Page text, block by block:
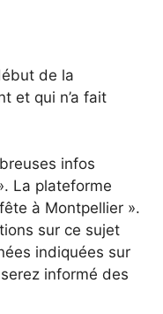
de la
et qui n’a fait
infos
La plateforme
à Montpellier ».
sur ce sujet
indiquées sur
informé des